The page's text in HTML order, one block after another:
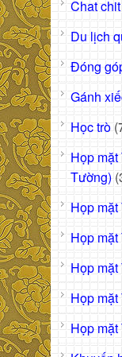
Chat
Du lịch
Đóng
Gánh
Học trò
Họp
Tường)
Họp
Họp
Họp
Họp mặt
Họp